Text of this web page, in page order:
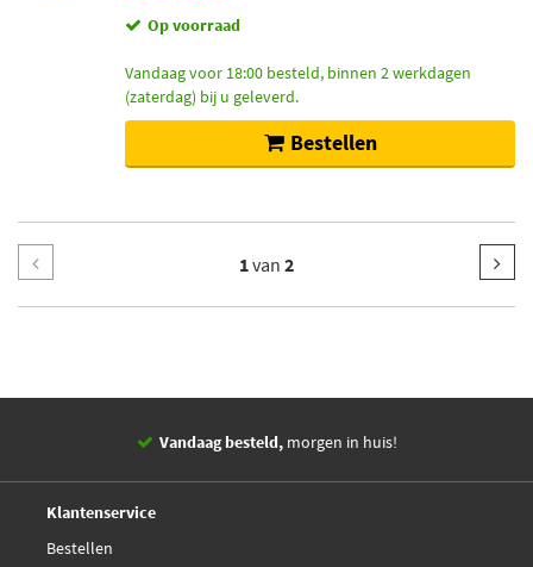
Op voorraad
Vandaag voor 18:00 besteld, binnen 2 werkdagen
(zaterdag) bij u geleverd.
Bestellen
1van 2
Vandaag besteld, morgen in huis!
Klantenservice
Bestellen